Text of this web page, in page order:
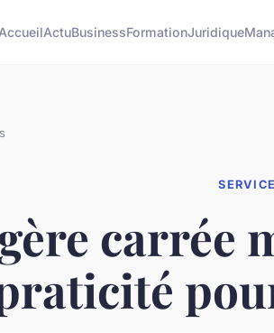
AccueilActuBusinessFormationJuridique
carrée